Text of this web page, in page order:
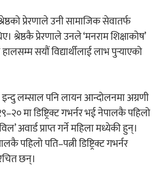
प्रेरणाले उनी सामाजिक सेवातर्फ
श्रेष्ठकै प्रेरणाले उनले ‘मनराम शिक्षाकोष’
सयौं विद्यार्थीलाई लाभ पुर्‍याएको
लम्साल पनि लायन आन्दोलनमा अग्रणी
मा डिष्ट्रिक्ट गभर्नर भई नेपालकै पहिलो
अवार्ड प्राप्त गर्ने महिला मध्येकी हुन्।
पहिलो पति–पत्नी डिष्ट्रिक्ट गभर्नर
छन्।